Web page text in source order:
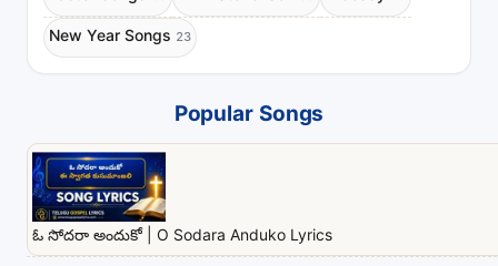
New Year Songs 23
Popular Songs
ఓ సోదరా అందుకో | O Sodara Anduko Lyrics